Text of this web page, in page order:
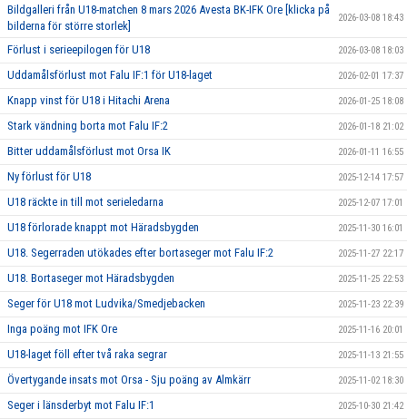
Bildgalleri från U18-matchen 8 mars 2026 Avesta BK-IFK Ore [klicka på
bilderna för större storlek]
2026-03-08 18:43
Förlust i serieepilogen för U18 2026-03-08 18:03
Uddamålsförlust mot Falu IF:1 för U18-laget 2026-02-01 17:37
Knapp vinst för U18 i Hitachi Arena 2026-01-25 18:08
Stark vändning borta mot Falu IF:2 2026-01-18 21:02
Bitter uddamålsförlust mot Orsa IK 2026-01-11 16:55
Ny förlust för U18 2025-12-14 17:57
U18 räckte in till mot serieledarna 2025-12-07 17:01
U18 förlorade knappt mot Häradsbygden 2025-11-30 16:01
U18. Segerraden utökades efter bortaseger mot Falu IF:2 2025-11-27 22:17
U18. Bortaseger mot Häradsbygden 2025-11-25 22:53
Seger för U18 mot Ludvika/Smedjebacken 2025-11-23 22:39
Inga poäng mot IFK Ore 2025-11-16 20:01
U18-laget föll efter två raka segrar 2025-11-13 21:55
Övertygande insats mot Orsa - Sju poäng av Almkärr 2025-11-02 18:30
Seger i länsderbyt mot Falu IF:1 2025-10-30 21:42